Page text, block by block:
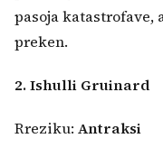
pasoja katastrofave,
preken.
2. Ishulli Gruinard
Rreziku: Antraksi